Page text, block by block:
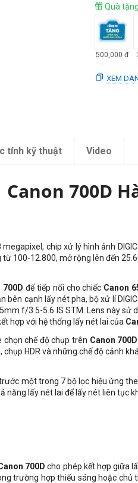
Quà tặng
500,000 đ
XEM
tính kỹ thuật Video
Canon 700D
chip xử lý hình ảnh
100-12.800, mở rộng lên đến
700D để tiếp nối cho chiếc Canon
cạnh lấy nét pha, bộ xử lí
f/3.5-5.6 IS STM. Lens này
hợp với hệ thống lấy nét lai của
chọn chế độ chụp trên Canon 700D
HDR và những chế độ cảnh
một trong 7 bộ lọc hiệu ứng
năng lấy nét lai để lấy nét liên tục
700D cho phép kết hợp giữa
trường hợp thiếu sáng hoặc